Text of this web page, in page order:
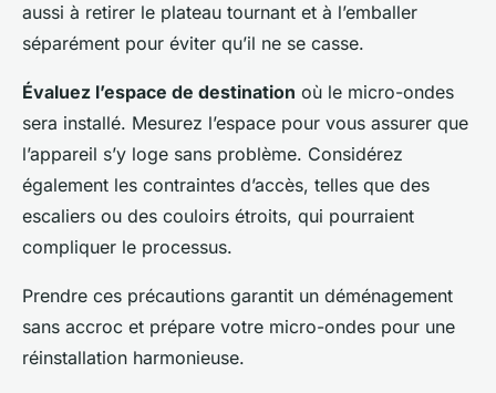
aussi à retirer le plateau tournant et à l’emballer
séparément pour éviter qu’il ne se casse.
Évaluez l’espace de destination où le micro-ondes
sera installé. Mesurez l’espace pour vous assurer que
l’appareil s’y loge sans problème. Considérez
également les contraintes d’accès, telles que des
escaliers ou des couloirs étroits, qui pourraient
compliquer le processus.
Prendre ces précautions garantit un déménagement
sans accroc et prépare votre micro-ondes pour une
réinstallation harmonieuse.